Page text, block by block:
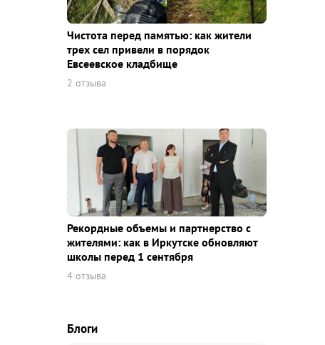
Чистота перед памятью: как жители
трех сел привели в порядок
Евсеевское кладбище
2 отзыва
Рекордные объемы и партнерство с
жителями: как в Иркутске обновляют
школы перед 1 сентября
4 отзыва
Блоги